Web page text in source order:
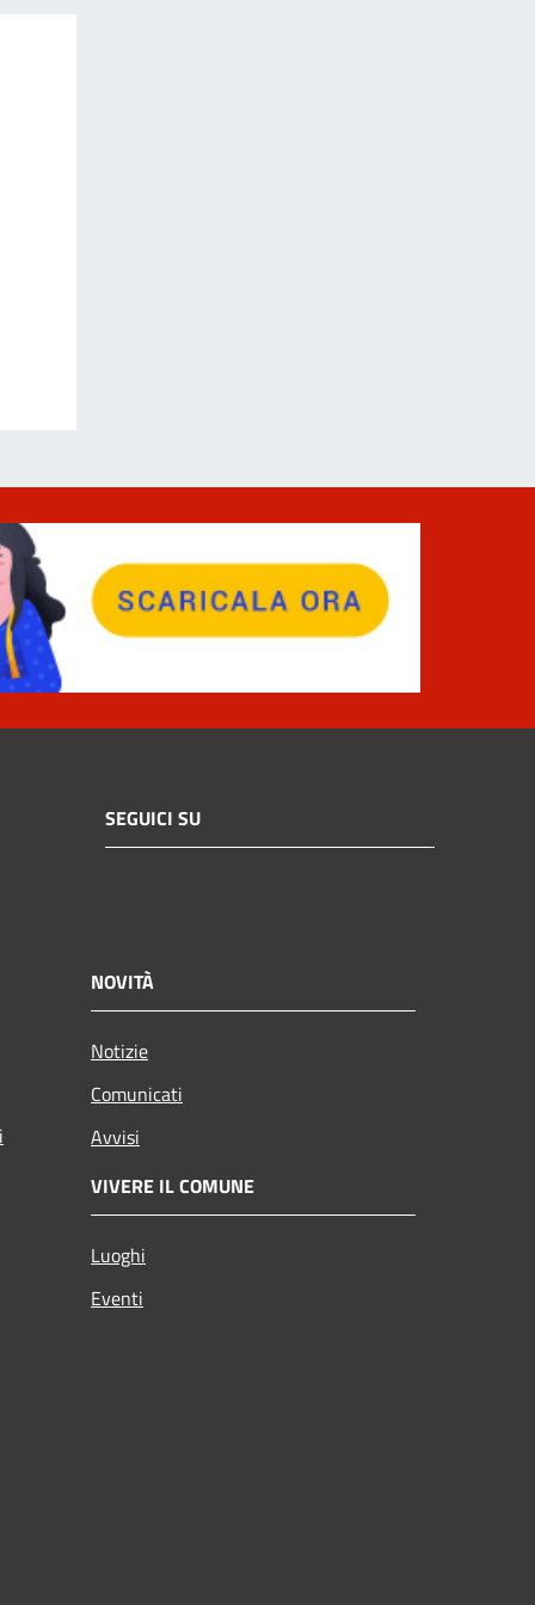
SEGUICI SU
NOVITÀ
Notizie
Comunicati
Avvisi
VIVERE IL COMUNE
Luoghi
Eventi